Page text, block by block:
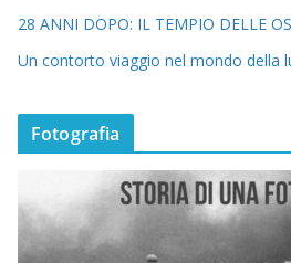
28 ANNI DOPO: IL TEMPIO DELLE
Un contorto viaggio nel mondo della
Fotografia